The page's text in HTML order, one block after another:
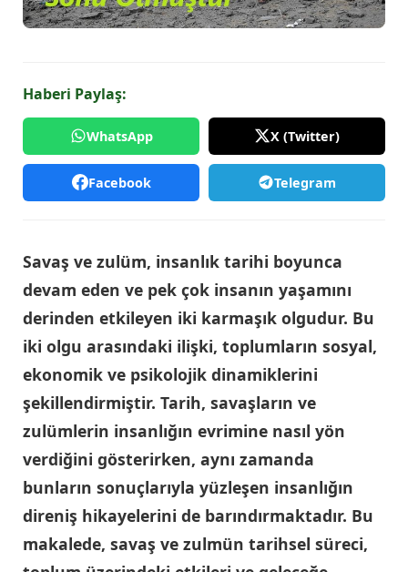
Haberi Paylaş:
WhatsApp X (Twitter)
Facebook Telegram
Savaş ve zulüm, insanlık tarihi boyunca
devam eden ve pek çok insanın yaşamını
derinden etkileyen iki karmaşık olgudur. Bu
iki olgu arasındaki ilişki, toplumların sosyal,
ekonomik ve psikolojik dinamiklerini
şekillendirmiştir. Tarih, savaşların ve
zulümlerin insanlığın evrimine nasıl yön
verdiğini gösterirken, aynı zamanda
bunların sonuçlarıyla yüzleşen insanlığın
direniş hikayelerini de barındırmaktadır. Bu
makalede, savaş ve zulmün tarihsel süreci,